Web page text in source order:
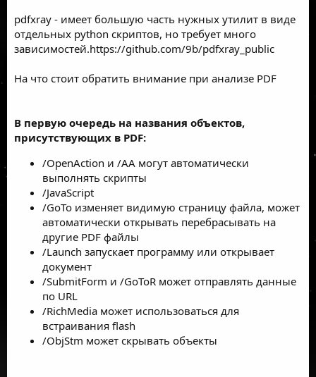
pdfxray - имеет большую часть нужных утилит в виде
отдельных python скриптов, но требует много
зависимостей.https://github.com/9b/pdfxray_public
На что стоит обратить внимание при анализе PDF
В первую очередь на названия объектов,
присутствующих в PDF:
/OpenAction и /AA могут автоматически
выполнять скрипты
/JavaScript
/GoTo изменяет видимую страницу файла, может
автоматически открывать перебрасывать на
другие PDF файлы
/Launch запускает программу или открывает
документ
/SubmitForm и /GoToR может отправлять данные
по URL
/RichMedia может использоваться для
встраивания flash
/ObjStm может скрывать объекты